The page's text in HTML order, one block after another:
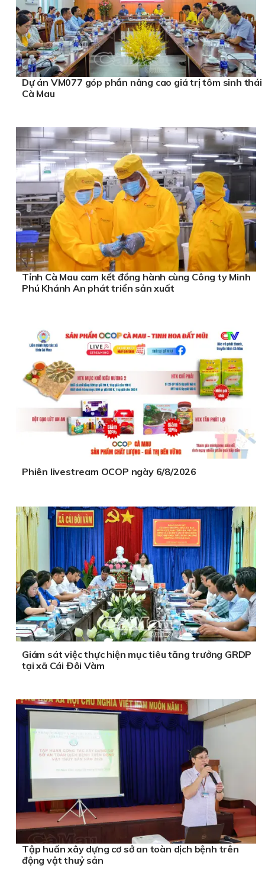
Dự án VM077 góp phần nâng cao giá trị tôm sinh thái
Cà Mau
Tỉnh Cà Mau cam kết đồng hành cùng Công ty Minh
Phú Khánh An phát triển sản xuất
Phiên livestream OCOP ngày 6/8/2026
Giám sát việc thực hiện mục tiêu tăng trưởng GRDP
tại xã Cái Đôi Vàm
Tập huấn xây dựng cơ sở an toàn dịch bệnh trên
động vật thuỷ sản